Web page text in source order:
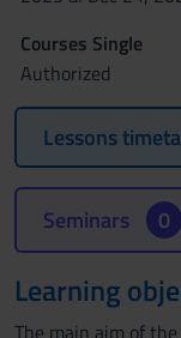
Courses Single
Authorized
Lessons
Seminars 0
Learning
The main aim of